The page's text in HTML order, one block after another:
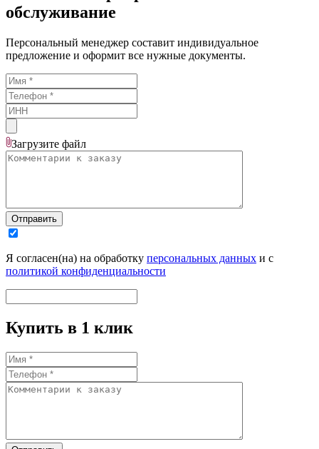
обслуживание
Персональный менеджер составит индивидуальное
предложение и оформит все нужные документы.
Загрузите файл
Отправить
Я согласен(на) на обработку персональных данных и с
политикой конфиденциальности
Купить в 1 клик